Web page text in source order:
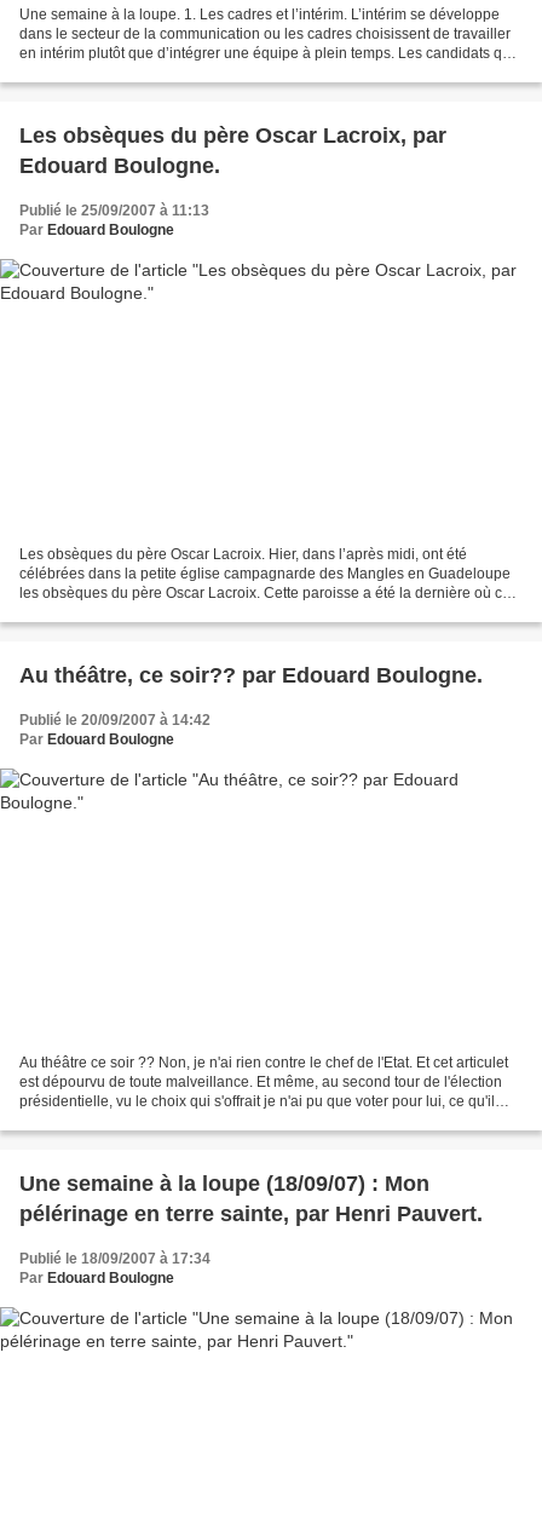
Une semaine à la loupe. 1. Les cadres et l’intérim. L’intérim se développe
dans le secteur de la communication ou les cadres choisissent de travailler
en intérim plutôt que d’intégrer une équipe à plein temps. Les candidats qui
Les obsèques du père Oscar Lacroix, par
Edouard Boulogne.
Publié le 25/09/2007 à 11:13
Par Edouard Boulogne
Les obsèques du père Oscar Lacroix. Hier, dans l’après midi, ont été
célébrées dans la petite église campagnarde des Mangles en Guadeloupe
les obsèques du père Oscar Lacroix. Cette paroisse a été la dernière où ce
Au théâtre, ce soir?? par Edouard Boulogne.
Publié le 20/09/2007 à 14:42
Par Edouard Boulogne
Au théâtre ce soir ?? Non, je n'ai rien contre le chef de l'Etat. Et cet articulet
est dépourvu de toute malveillance. Et même, au second tour de l'élection
présidentielle, vu le choix qui s'offrait je n'ai pu que voter pour lui, ce qu'il
Une semaine à la loupe (18/09/07) : Mon
pélérinage en terre sainte, par Henri Pauvert.
Publié le 18/09/2007 à 17:34
Par Edouard Boulogne